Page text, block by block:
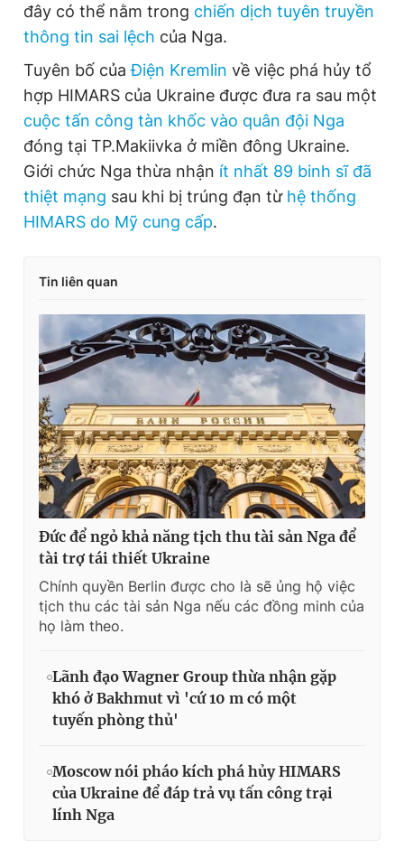
đây có thể nằm trong chiến dịch tuyên truyền
thông tin sai lệch của Nga.
Tuyên bố củaĐiện Kremlin về việc phá hủy tổ
hợp HIMARS của Ukraine được đưa ra sau một
cuộc tấn công tàn khốc vào quân đội Nga
đóng tại TP.Makiivka ở miền đông Ukraine.
Giới chức Nga thừa nhận ít nhất 89 binh sĩ đã
thiệt mạng sau khi bị trúng đạn từ hệ thống
HIMARS do Mỹ cung cấp.
Tin liên quan
Đức để ngỏ khả năng tịch thu tài sản Nga để
tài trợ tái thiết Ukraine
Chính quyền Berlin được cho là sẽ ủng hộ việc
tịch thu các tài sản Nga nếu các đồng minh của
họ làm theo.
Lãnh đạo Wagner Group thừa nhận gặp
khó ở Bakhmut vì 'cứ 10 m có một
tuyến phòng thủ'
Moscow nói pháo kích phá hủy HIMARS
của Ukraine để đáp trả vụ tấn công trại
lính Nga